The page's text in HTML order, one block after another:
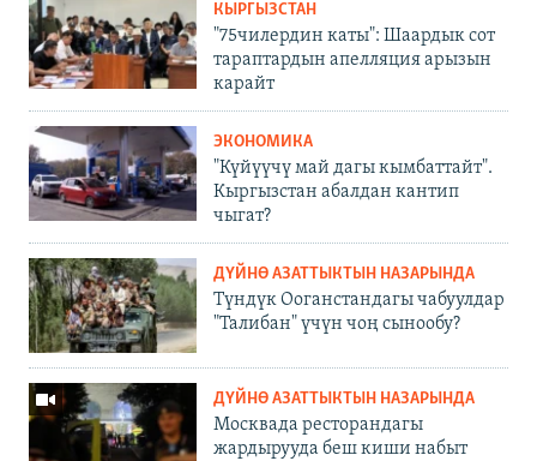
КЫРГЫЗСТАН
"75чилердин каты": Шаардык сот
тараптардын апелляция арызын
карайт
ЭКОНОМИКА
"Күйүүчү май дагы кымбаттайт".
Кыргызстан абалдан кантип
чыгат?
ДҮЙНӨ АЗАТТЫКТЫН НАЗАРЫНДА
Түндүк Ооганстандагы чабуулдар
"Талибан" үчүн чоң сынообу?
ДҮЙНӨ АЗАТТЫКТЫН НАЗАРЫНДА
Москвада ресторандагы
жардырууда беш киши набыт